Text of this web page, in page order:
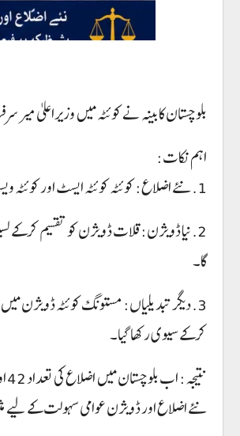
بلوچستان کابینہ نے کوئٹہ میں وزیراعلیٰ
اہم نکات:
1. نئے اضلاع: کوئٹہ کوئٹہ ایسٹ اور کوئٹہ ویسٹ میں تقسیم کیا گیا۔ چاغی سے تفتان اور خضدار سے وڈھ کو الگ کرکے نئے اضلاع بنائے گئے۔
2. نیا ڈویژن: قلات ڈویژن کو تقسیم
گا۔
3. دیگر تبدیلیاں: مستونگ کوئٹہ ڈویژن
کرکے سیوی رکھا گیا۔
نتیجہ: اب بلوچستان میں اضلاع کی تعداد 42 اور ڈویژنز کی تعداد 11 ہو گئی ہے۔
نئے اضلاع اور ڈویژن عوامی سہولت کے لیے